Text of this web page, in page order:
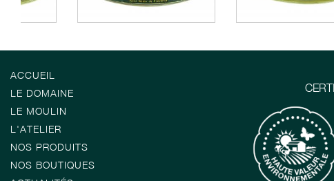
ACCUEIL
LE DOMAINE
LE MOULIN
L'ATELIER
NOS PRODUITS
NOS BOUTIQUES